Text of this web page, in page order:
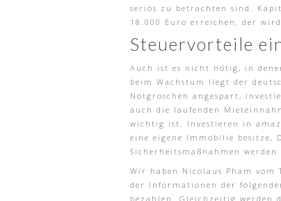
seriös zu betrachten sind.
18.000 Euro erreichen, der
Steuervorteile
Auch ist es nicht nötig, in
beim Wachstum liegt der
Notgroschen angespart,
auch die laufenden
wichtig ist. Investieren in
eine eigene Immobilie besitze,
Sicherheitsmaßnahmen
Wir haben Nicolaus Pham
der Informationen der
bezahlen. Gleichzeitig werden